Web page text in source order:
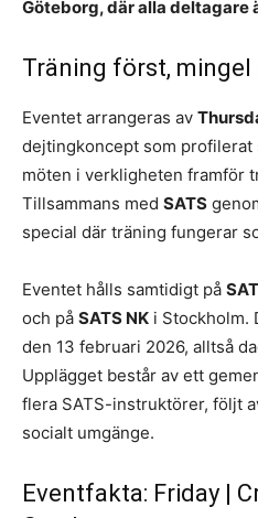
Göteborg, där alla deltagare
Träning först, mingel
Eventet arrangeras av
dejtingkoncept som
möten i verkligheten framför
Tillsammans med SATS
special där träning fungerar
Eventet hålls samtidigt på
och på SATS NK i Stockholm.
den 13 februari 2026, alltså
Upplägget består av ett
flera SATS-instruktörer, följt
socialt umgänge.
Eventfakta: Friday |